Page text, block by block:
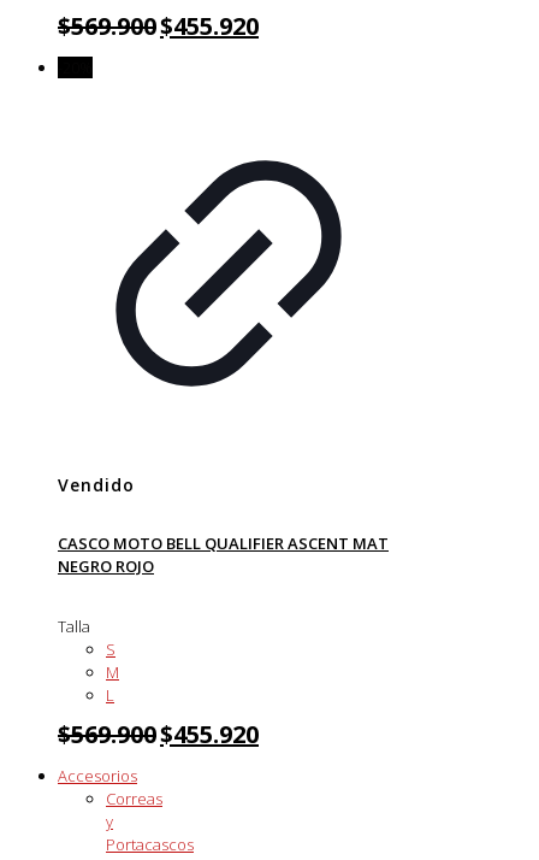
$569.900$455.920
Vendido
CASCO MOTO BELL QUALIFIER ASCENT MAT
NEGRO ROJO
Talla
S
M
L
$569.900$455.920
Accesorios
Correas
y
Portacascos